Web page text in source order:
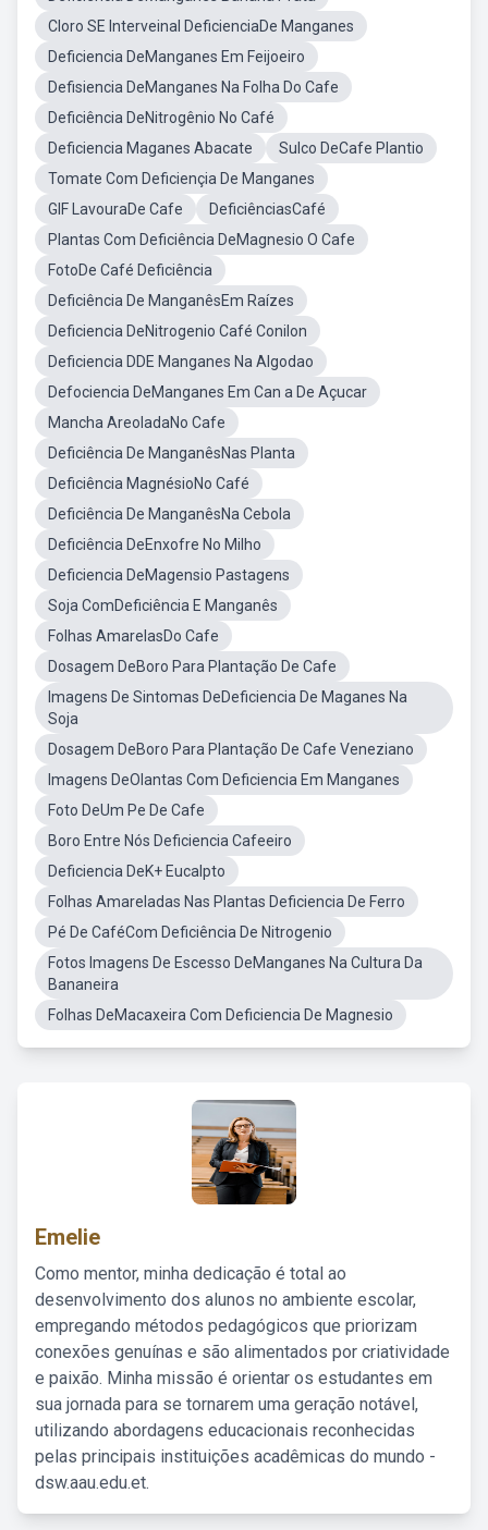
Cloro SE Interveinal DeficienciaDe Manganes
Deficiencia DeManganes Em Feijoeiro
Defisiencia DeManganes Na Folha Do Cafe
Deficiência DeNitrogênio No Café
Deficiencia Maganes Abacate
Sulco DeCafe Plantio
Tomate Com Deficiençia De Manganes
GIF LavouraDe Cafe
DeficiênciasCafé
Plantas Com Deficiência DeMagnesio O Cafe
FotoDe Café Deficiência
Deficiência De ManganêsEm Raízes
Deficiencia DeNitrogenio Café Conilon
Deficiencia DDE Manganes Na Algodao
Defociencia DeManganes Em Can a De Açucar
Mancha AreoladaNo Cafe
Deficiência De ManganêsNas Planta
Deficiência MagnésioNo Café
Deficiência De ManganêsNa Cebola
Deficiência DeEnxofre No Milho
Deficiencia DeMagensio Pastagens
Soja ComDeficiência E Manganês
Folhas AmarelasDo Cafe
Dosagem DeBoro Para Plantação De Cafe
Imagens De Sintomas DeDeficiencia De Maganes Na
Soja
Dosagem DeBoro Para Plantação De Cafe Veneziano
Imagens DeOlantas Com Deficiencia Em Manganes
Foto DeUm Pe De Cafe
Boro Entre Nós Deficiencia Cafeeiro
Deficiencia DeK+ Eucalpto
Folhas Amareladas Nas Plantas Deficiencia De Ferro
Pé De CaféCom Deficiência De Nitrogenio
Fotos Imagens De Escesso DeManganes Na Cultura Da
Bananeira
Folhas DeMacaxeira Com Deficiencia De Magnesio
Emelie
Como mentor, minha dedicação é total ao
desenvolvimento dos alunos no ambiente escolar,
empregando métodos pedagógicos que priorizam
conexões genuínas e são alimentados por criatividade
e paixão. Minha missão é orientar os estudantes em
sua jornada para se tornarem uma geração notável,
utilizando abordagens educacionais reconhecidas
pelas principais instituições acadêmicas do mundo -
dsw.aau.edu.et.